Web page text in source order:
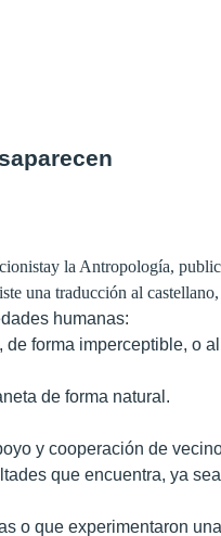
yla Antropología,
una traducción al
humanas:
forma imperceptible, o
de forma natural.
y cooperación de
que encuentra, ya
o que experimentaron